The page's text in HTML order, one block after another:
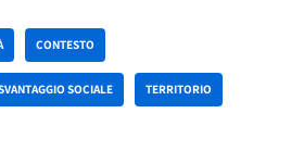
CONTESTO
SOCIALE TERRITORIO